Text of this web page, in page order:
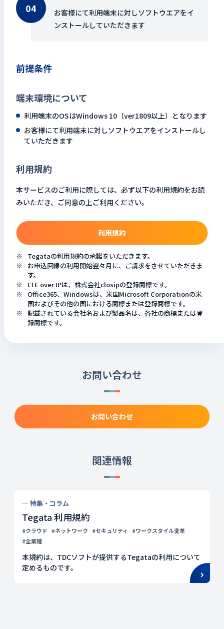
お客様にて利用端末に対しソフトウエアをイ
ンストールしていただきます
前提条件
端末環境について
利用端末のOSはWindows 10（ver1809以上）となります
お客様にて利用端末に対しソフトウエアをインストールし
ていただきます
利用規約
本サービスのご利用に際しては、必ず以下の利用規約をお読
みいただき、ご同意の上ご利用ください。
利用規約
Tegataの利用規約の承諾をいただきます。
お申込回線の利用開始翌々月に、ご請求をさせていただきま
す。
LTE over IPは、株式会社closipの登録商標です。
Office365、Windowsは、米国Microsoft Corporationの米
国およびその他の国における商標または登録商標です。
記載されている会社名および製品名は、各社の商標または登
録商標です。
お問い合わせ
お問い合わせ
関連情報
特集・コラム
Tegata 利用規約
#クラウド #ネットワーク #セキュリティ
#ワークスタイル変革
#全業種
本規約は、TDCソフトが提供するTegataの利用について
定めるものです。